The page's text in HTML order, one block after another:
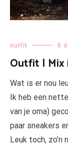
outfit 8
Outfit | Mix
Wat is er nou
Ik heb een
van je oma)
paar sneakers
Leuk toch,